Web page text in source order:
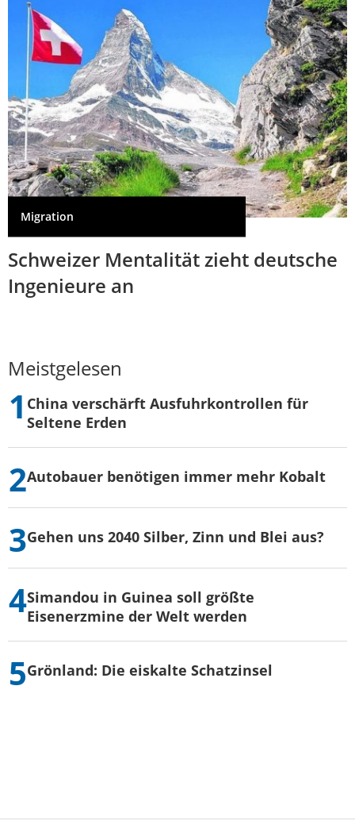
Migration
Schweizer Mentalität zieht deutsche
Ingenieure an
Meistgelesen
China verschärft Ausfuhrkontrollen für
Seltene Erden
Autobauer benötigen immer mehr Kobalt
Gehen uns 2040 Silber, Zinn und Blei aus?
Simandou in Guinea soll größte
Eisenerzmine der Welt werden
Grönland: Die eiskalte Schatzinsel